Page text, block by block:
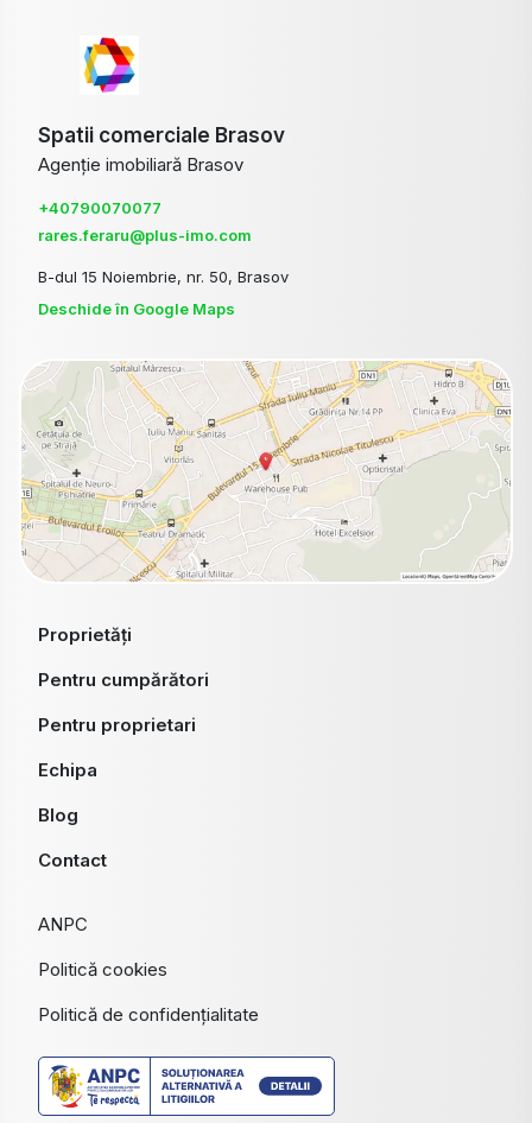
Spatii comerciale Brasov
Agenție imobiliară Brasov
+40790070077
rares.feraru@plus-imo.com
B-dul 15 Noiembrie, nr. 50, Brasov
Deschide în Google Maps
Proprietăți
Pentru cumpărători
Pentru proprietari
Echipa
Blog
Contact
ANPC
Politică cookies
Politică de confidențialitate